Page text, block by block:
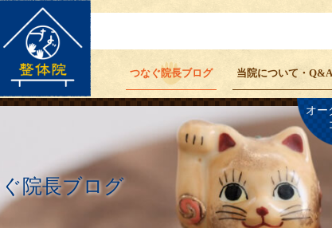
つなぐ院長ブログ 当院について・Q&A
オー
院長ブログ